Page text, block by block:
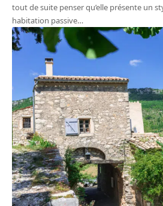
tout de suite penser qu’elle présente un
habitation passive…